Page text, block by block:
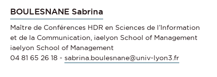
BOULESNANE Sabrina
Maître de Conférences HDR en Sciences de l’Information
et de la Communication, iaelyon School of Management
iaelyon School of Management
04 81 65 26 18 - sabrina.boulesnane@univ-lyon3.fr